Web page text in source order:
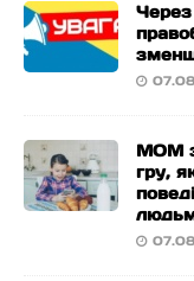
МОМ
гру,